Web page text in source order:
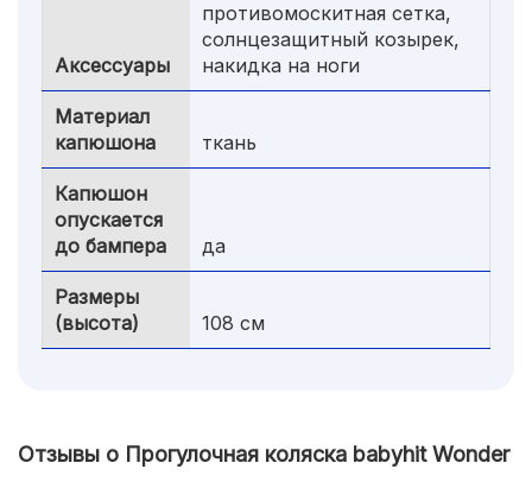
Аксессуары
противомоскитная сетка,
солнцезащитный козырек,
накидка на ноги
Материал
капюшона
ткань
Капюшон
опускается
до бампера
да
Размеры
(высота)
108 см
Отзывы о Прогулочная коляска babyhit Wonder